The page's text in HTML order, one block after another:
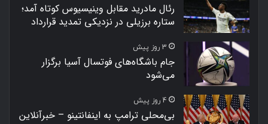
رئال مادرید مقابل وینیسیوس کوتاه آمد؛
ستاره برزیلی در نزدیکی تمدید قرارداد
3 روز پیش
جام باشگاه‌های فوتسال آسیا برگزار
می‌شود
4 روز پیش
بی‌محلی ترامپ به اینفانتینو – خبرآنلاین